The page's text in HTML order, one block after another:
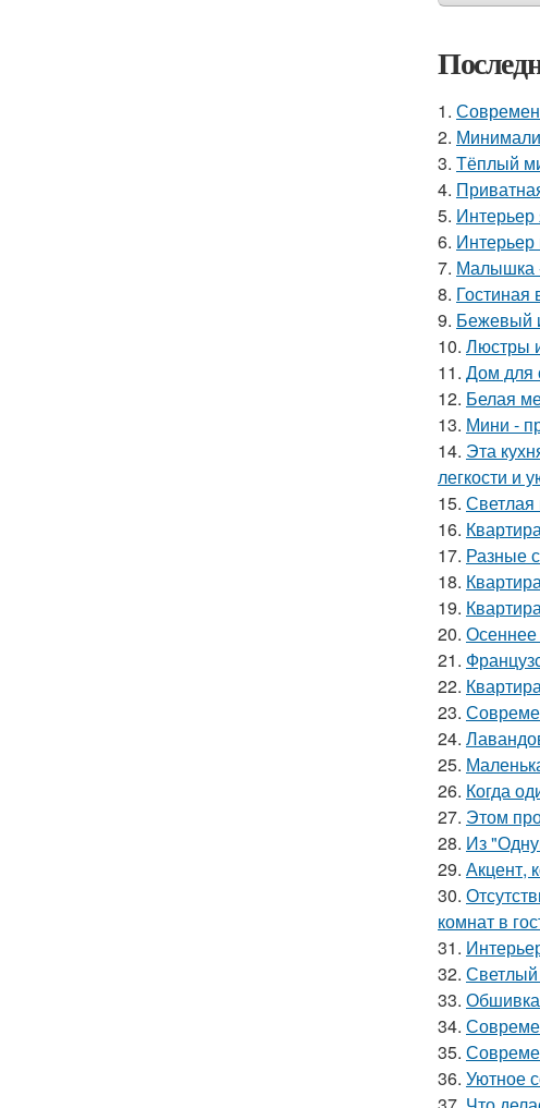
1.
2.
3. Тёплый
4.
5. Интерьер
6. Интерьер
7. Малышка -
8. Гостиная
9. Бежевый
10. Люстры
11. Дом для
12. Белая
13. Мини -
14. Эта
легкости и
15. Светлая
16.
17. Разные
18.
19.
20. Осеннее
21.
22.
23.
24.
25.
26. Когда
27. Этом
28. Из
29. Акцент,
30.
комнат в
31.
32. Светлый
33. Обшивка
34.
35.
36. Уютное